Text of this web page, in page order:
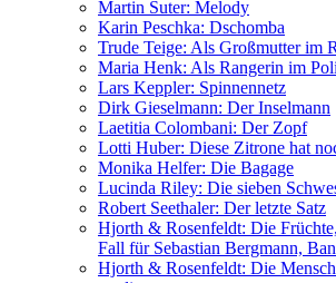
Martin Suter: Melody
Karin Peschka: Dschomba
Trude Teige: Als Großmutter im
Maria Henk: Als Rangerin im
Lars Keppler: Spinnennetz
Dirk Gieselmann: Der Inselmann
Laetitia Colombani: Der Zopf
Lotti Huber: Diese Zitrone hat
Monika Helfer: Die Bagage
Lucinda Riley: Die sieben
Robert Seethaler: Der letzte Satz
Hjorth & Rosenfeldt: Die
Fall für Sebastian Bergmann,
Hjorth & Rosenfeldt: Die